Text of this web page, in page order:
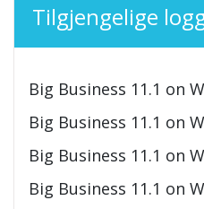
Tilgjengelige
Big Business 11.1 on
Big Business 11.1 on
Big Business 11.1 on
Big Business 11.1 on